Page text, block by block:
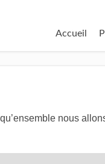
Accueil
nous